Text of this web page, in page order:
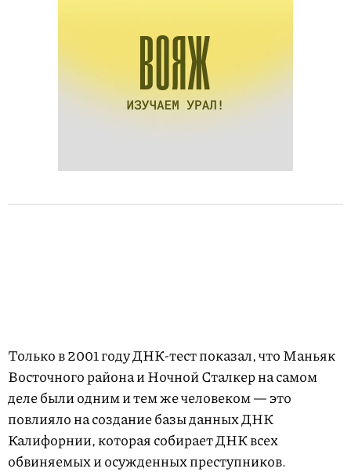
Только в 2001 году ДНК-тест показал, что Маньяк
Восточного района и Ночной Сталкер на самом
деле были одним и тем же человеком — это
повлияло на создание базы данных ДНК
Калифорнии, которая собирает ДНК всех
обвиняемых и осужденных преступников.